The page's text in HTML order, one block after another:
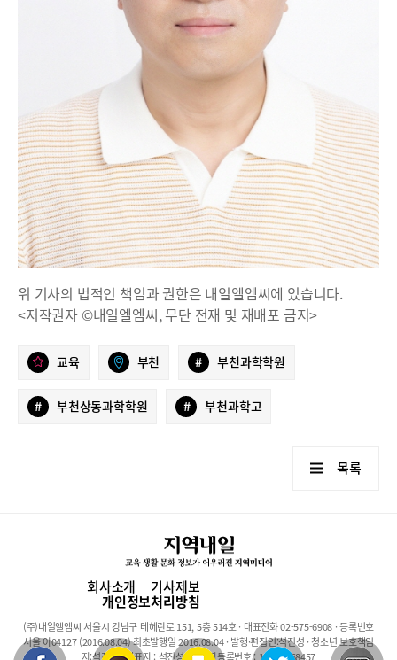
위 기사의 법적인 책임과 권한은 내일엘엠씨에 있습니다.
<저작권자 ©내일엘엠씨, 무단 전재 및 재배포 금지>
교육 부천 # 부천과학학원
# 부천상동과학학원 # 부천과학고
목록
회사소개 기사제보
개인정보처리방침
(주)내일엘엠씨 서울시 강남구 테헤란로 151, 5층 514호 · 대표전화 02-575-6908 · 등록번호
서울 아04127 (2016.08.04) 최초발행일 2016.08.04 · 발행·편집인:석진성 · 청소년 보호책임